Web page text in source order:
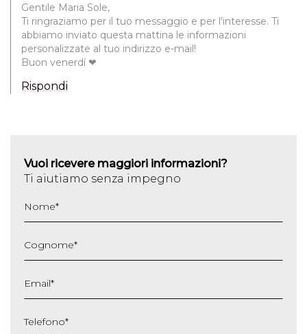
Gentile Maria Sole,
Ti ringraziamo per il tuo messaggio e per l’interesse. Ti
abbiamo inviato questa mattina le informazioni
personalizzate al tuo indirizzo e-mail!
Buon venerdí ❤
Rispondi
Vuoi ricevere maggiori informazioni?
Ti aiutiamo senza impegno
Nome*
Cognome*
Email*
Telefono*